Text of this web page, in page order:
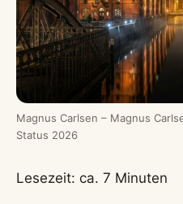
Magnus Carlsen – Magnus
Status 2026
Lesezeit: ca. 7 Minuten